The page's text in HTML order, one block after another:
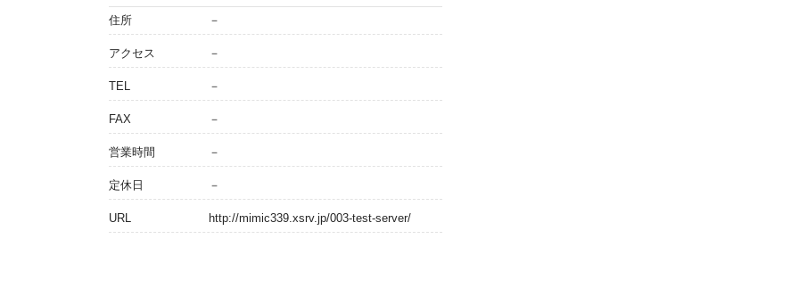
住所 －
アクセス －
TEL －
FAX －
営業時間 －
定休日 －
URL http://mimic339.xsrv.jp/003-test-server/